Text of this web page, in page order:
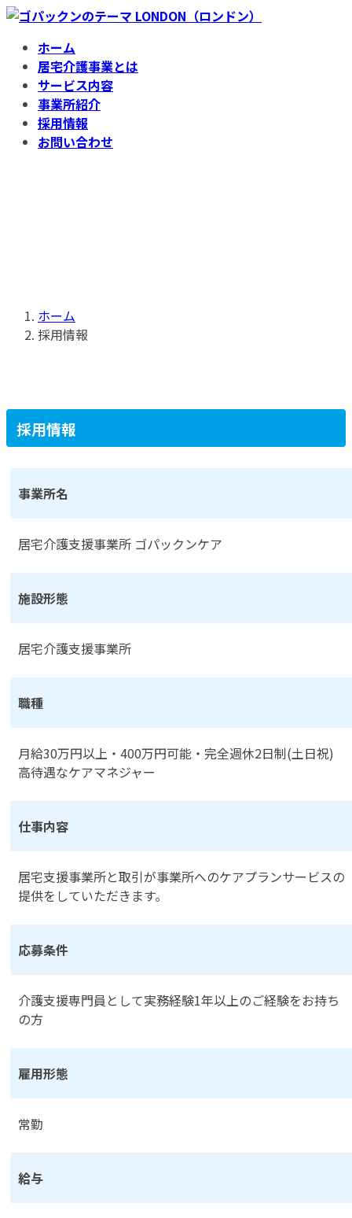
コ
ナ
ホーム
居宅介護事業とは
サービス内容
事業所紹介
採用情報
お問い合わせ
ホーム
採用情報
採用情報
事業所名
居宅介護支援事業所 ゴパックンケア
施設形態
居宅介護支援事業所
職種
月給30万円以上・400万円可能・完全週休2日制(土日祝)
高待遇なケアマネジャー
仕事内容
居宅支援事業所と取引が事業所へのケアプランサービスの
提供をしていただきます。
応募条件
介護支援専門員として実務経験1年以上のご経験をお持ち
の方
雇用形態
常勤
給与